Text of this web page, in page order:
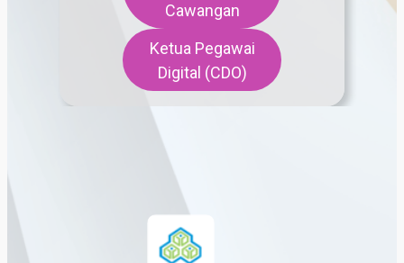
Cawangan
Ketua Pegawai
Digital (CDO)